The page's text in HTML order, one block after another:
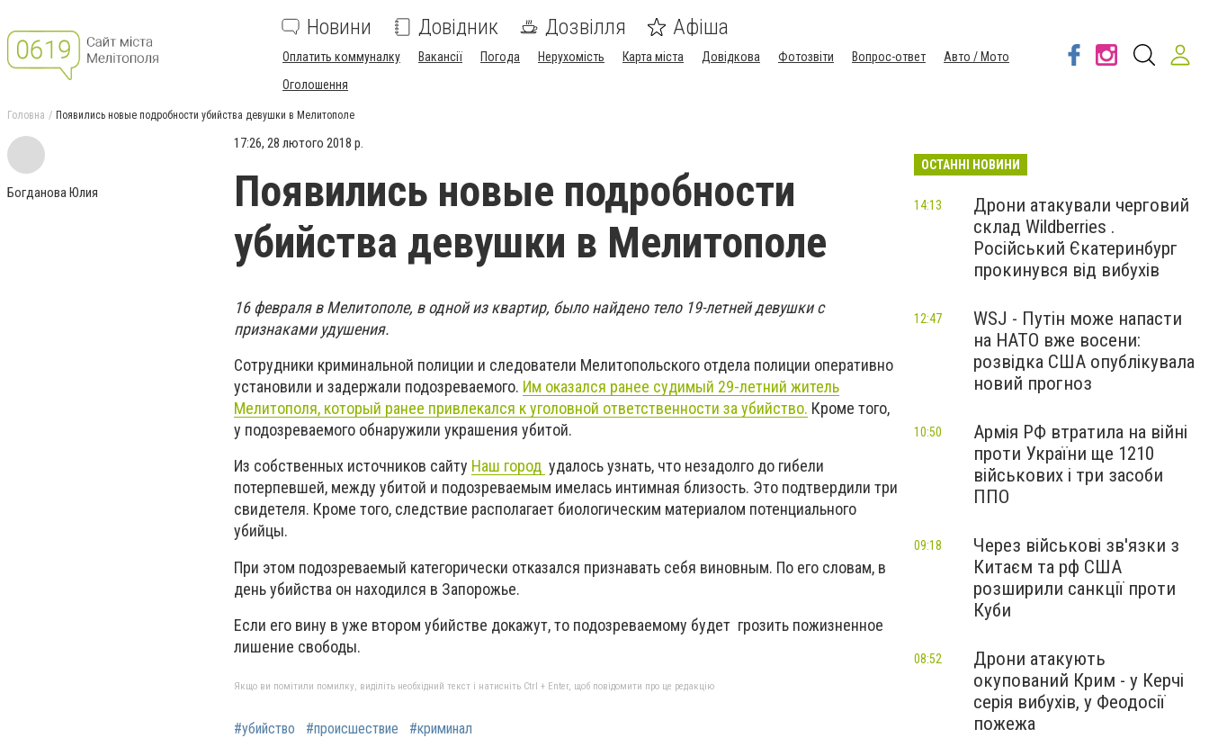
Новини Довідник Дозвілля Афіша
Оплатить коммуналку Вакансії Погода Нерухомість Карта міста Довідкова Фотозвіти Вопрос-ответ
Авто / Мото
Оголошення
Головна Появились новые подробности убийства девушки в Мелитополе
Богданова Юлия
17:26, 28 лютого 2018 р.
Появились новые подробности
убийства девушки в Мелитополе
16 февраля в Мелитополе, в одной из квартир, было найдено тело 19-летней девушки с
признаками удушения.
Сотрудники криминальной полиции и следователи Мелитопольского отдела полиции оперативно
установили и задержали подозреваемого. Им оказался ранее судимый 29-летний житель
Мелитополя, который ранее привлекался к уголовной ответственности за убийство. Кроме того,
у подозреваемого обнаружили украшения убитой.
Из собственных источников сайту Наш город удалось узнать, что незадолго до гибели
потерпевшей, между убитой и подозреваемым имелась интимная близость. Это подтвердили три
свидетеля. Кроме того, следствие располагает биологическим материалом потенциального
убийцы.
При этом подозреваемый категорически отказался признавать себя виновным. По его словам, в
день убийства он находился в Запорожье.
Если его вину в уже втором убийстве докажут, то подозреваемому будет грозить пожизненное
лишение свободы.
Якщо ви помітили помилку, виділіть необхідний текст і натисніть Ctrl + Enter, щоб повідомити про це редакцію
#убийство #происшествие #криминал
ОСТАННІ НОВИНИ
Дрони атакували черговий
склад Wildberries .
Російський Єкатеринбург
прокинувся від вибухів
14:13
WSJ - Путін може напасти
на НАТО вже восени:
розвідка США опублікувала
новий прогноз
12:47
Армія РФ втратила на війні
проти України ще 1210
військових і три засоби
ППО
10:50
Через військові зв'язки з
Китаєм та рф США
розширили санкції проти
Куби
09:18
Дрони атакують
окупований Крим - у Керчі
серія вибухів, у Феодосії
пожежа
08:52